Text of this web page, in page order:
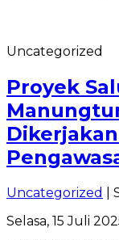
Uncategorized
Proyek
Uncategorized
|
Selasa, 15 Juli